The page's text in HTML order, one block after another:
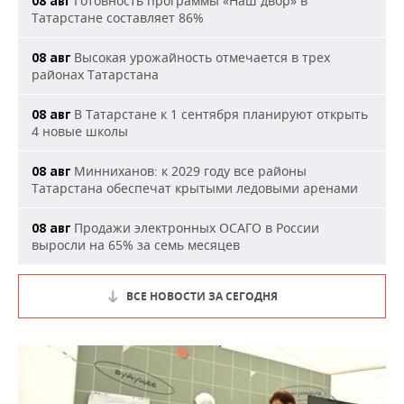
Татарстане составляет 86%
08 авг Высокая урожайность отмечается в трех
районах Татарстана
08 авг В Татарстане к 1 сентября планируют открыть
4 новые школы
08 авг Минниханов: к 2029 году все районы
Татарстана обеспечат крытыми ледовыми аренами
08 авг Продажи электронных ОСАГО в России
выросли на 65% за семь месяцев
ВСЕ НОВОСТИ ЗА СЕГОДНЯ